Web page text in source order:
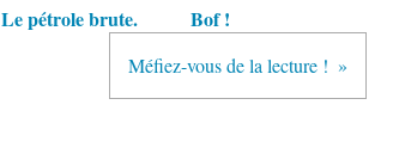
Le pétrole brute. Bof !
Méfiez-vous de la lecture !